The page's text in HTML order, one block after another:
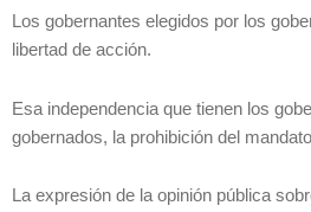
Los gobernantes elegidos por los
libertad de acción.
Esa independencia que tienen los
gobernados, la prohibición del
La expresión de la opinión pública